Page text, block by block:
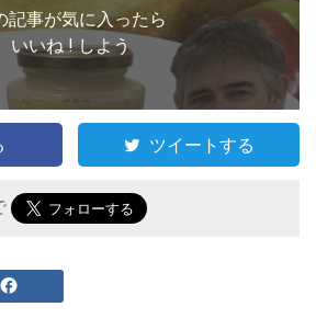
記事が気に入ったら
いいね ! しよう
ツイートする